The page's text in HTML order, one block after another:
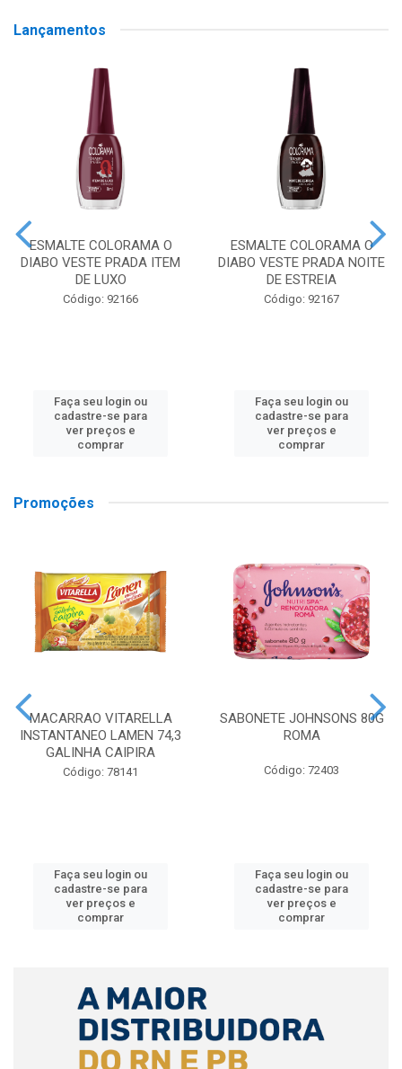
Lançamentos
ESMALTE COLORAMA O
DIABO VESTE PRADA ITEM
DE LUXO
Código: 92166
Faça seu login ou
cadastre-se para
ver preços e
comprar
ESMALTE COLORAMA O
DIABO VESTE PRADA NOITE
DE ESTREIA
Código: 92167
Faça seu login ou
cadastre-se para
ver preços e
comprar
Promoções
MACARRAO VITARELLA
INSTANTANEO LAMEN 74,3
GALINHA CAIPIRA
Código: 78141
Faça seu login ou
cadastre-se para
ver preços e
comprar
SABONETE JOHNSONS 80G
ROMA
Código: 72403
Faça seu login ou
cadastre-se para
ver preços e
comprar